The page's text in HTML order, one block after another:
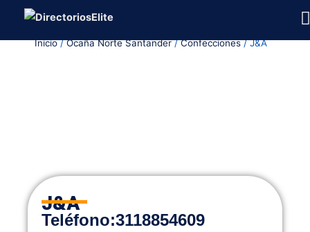
contenidoInicio/Ocaña Norte Santander/Confecciones/ J&A
J&A
Teléfono:3118854609